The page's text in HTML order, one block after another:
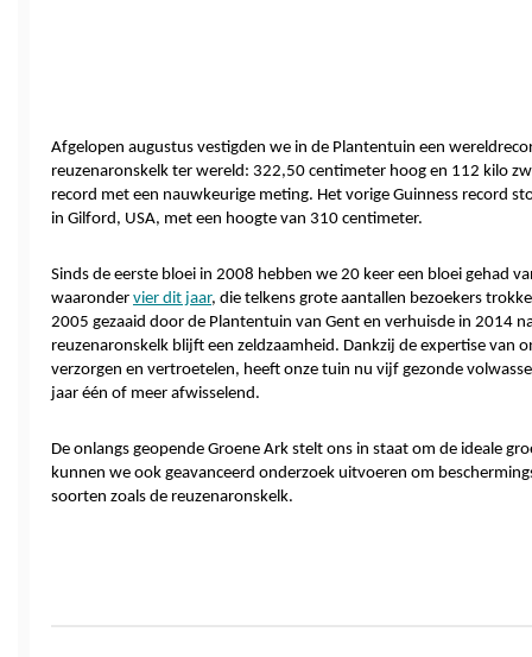
Afgelopen augustus vestigden we in de Plantentuin een
reuzenaronskelk ter wereld: 322,50 centimeter hoog en 112 kilo
record met een nauwkeurige meting. Het vorige Guinness record
in Gilford, USA, met een hoogte van 310 centimeter.
Sinds de eerste bloei in 2008 hebben we 20 keer een bloei gehad
waaronder vier dit jaar, die telkens grote aantallen bezoekers
2005 gezaaid door de Plantentuin van Gent en verhuisde in 2014
reuzenaronskelk blijft een zeldzaamheid. Dankzij de expertise van
verzorgen en vertroetelen, heeft onze tuin nu vijf gezonde
jaar één of meer afwisselend.
De onlangs geopende Groene Ark stelt ons in staat om de ideale
kunnen we ook geavanceerd onderzoek uitvoeren om
soorten zoals de reuzenaronskelk.